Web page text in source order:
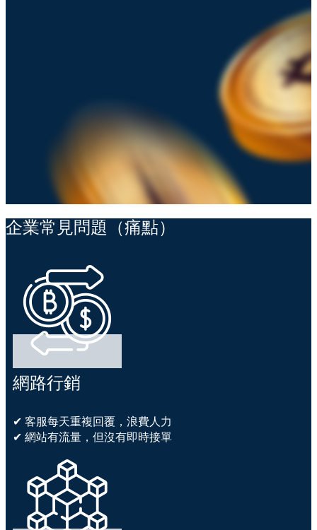
企業常見問題（痛點）
網路行銷
✔ 客服每天重複回覆，浪費人力
✔ 網站有流量，但沒有即時接單